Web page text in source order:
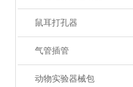
鼠耳打孔器
气管插管
动物实验器械包